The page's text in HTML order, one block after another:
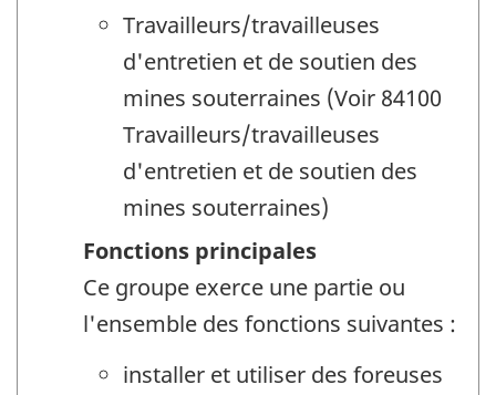
Travailleurs/travailleuses
d'entretien et de soutien des
mines souterraines (Voir 84100
Travailleurs/travailleuses
d'entretien et de soutien des
mines souterraines)
Fonctions principales
Ce groupe exerce une partie ou
l'ensemble des fonctions suivantes :
installer et utiliser des foreuses